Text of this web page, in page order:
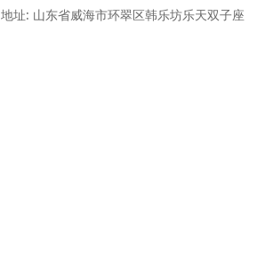
地址: 山东省威海市环翠区韩乐坊乐天双子座